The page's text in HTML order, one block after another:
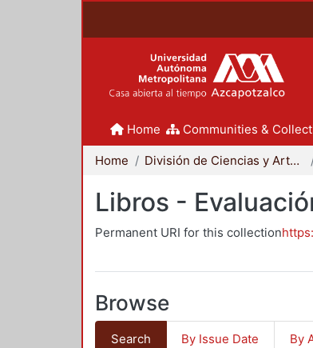
Home Communities &
Home División de Ciencias y Artes para el Diseño
Libros -
Permanent URI for this collection
Browse
Search By Issue Date By